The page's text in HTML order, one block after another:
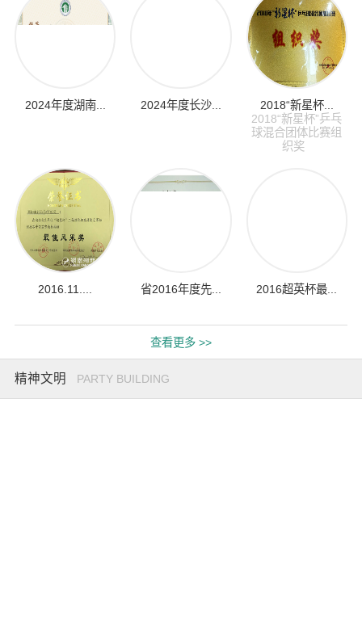
2024年度湖南... 2024年度长沙...
2018“新星杯...
2018“新星杯”乒乓
球混合团体比赛组
织奖
2016.11.... 省2016年度先... 2016超英杯最...
查看更多 >>
精神文明 PARTY BUILDING